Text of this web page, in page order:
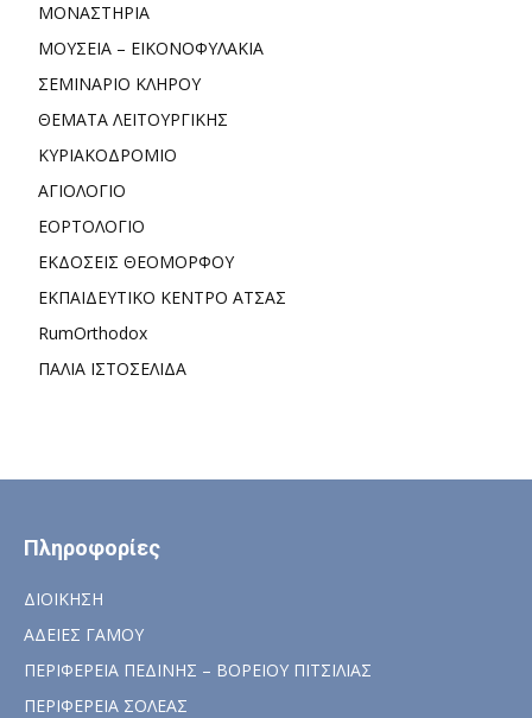
ΜΟΝΑΣΤΗΡΙΑ
ΜΟΥΣΕΙΑ – ΕΙΚΟΝΟΦΥΛΑΚΙΑ
ΣΕΜΙΝΑΡΙΟ ΚΛΗΡΟΥ
ΘΕΜΑΤΑ ΛΕΙΤΟΥΡΓΙΚΗΣ
ΚΥΡΙΑΚΟΔΡΟΜΙΟ
ΑΓΙΟΛΟΓΙΟ
ΕΟΡΤΟΛΟΓΙΟ
ΕΚΔΟΣΕΙΣ ΘΕΟΜΟΡΦΟΥ
ΕΚΠΑΙΔΕΥΤΙΚΟ ΚΕΝΤΡΟ ΑΤΣΑΣ
RumOrthodox
ΠΑΛΙΑ ΙΣΤΟΣΕΛΙΔΑ
Πληροφορίες
ΔΙΟΙΚΗΣΗ
ΑΔΕΙΕΣ ΓΑΜΟΥ
ΠΕΡΙΦΕΡΕΙΑ ΠΕΔΙΝΗΣ – ΒΟΡΕΙΟΥ ΠΙΤΣΙΛΙΑΣ
ΠΕΡΙΦΕΡΕΙΑ ΣΟΛΕΑΣ